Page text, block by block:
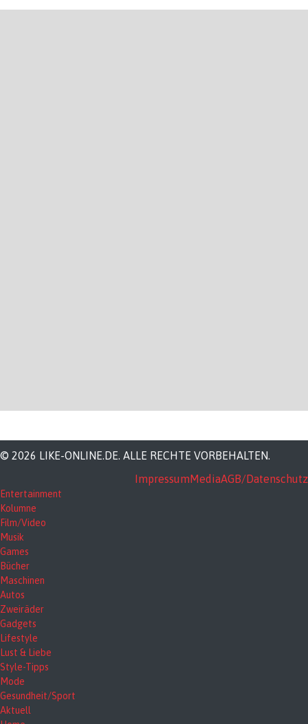
© 2026 LIKE-ONLINE.DE. ALLE RECHTE VORBEHALTEN.
ImpressumMediaAGB/Datenschutz
Entertainment
Kolumne
Film/Video
Musik
Games
Bücher
Maschinen
Autos
Zweiräder
Gadgets
Lifestyle
Lust & Liebe
Style-Tipps
Mode
Gesundheit/Sport
Aktuell